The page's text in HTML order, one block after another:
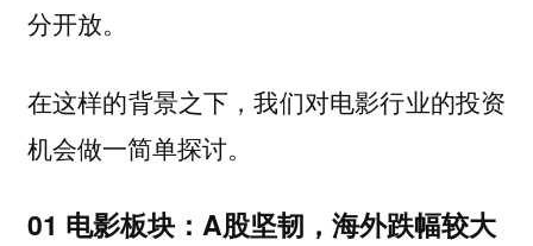
分开放。
在这样的背景之下，我们对电影行业的投资
机会做一简单探讨。
01 电影板块：A股坚韧，海外跌幅较大